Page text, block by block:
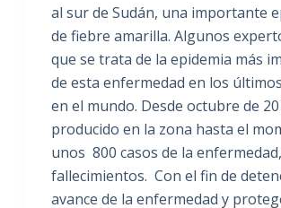
al sur de Sudán, una importante
de fiebre amarilla. Algunos
que se trata de la epidemia más
de esta enfermedad en los
en el mundo. Desde octubre de
producido en la zona hasta el
unos 800 casos de la
fallecimientos. Con el fin de
avance de la enfermedad y